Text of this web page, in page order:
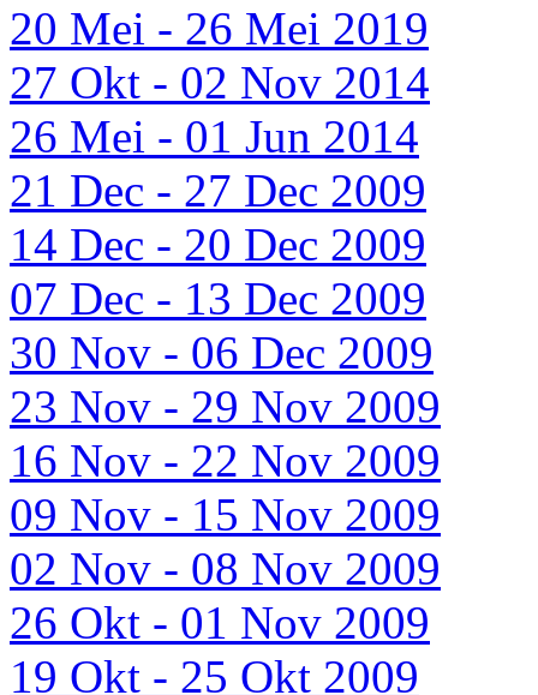
20 Mei - 26 Mei 2019
27 Okt - 02 Nov 2014
26 Mei - 01 Jun 2014
21 Dec - 27 Dec 2009
14 Dec - 20 Dec 2009
07 Dec - 13 Dec 2009
30 Nov - 06 Dec 2009
23 Nov - 29 Nov 2009
16 Nov - 22 Nov 2009
09 Nov - 15 Nov 2009
02 Nov - 08 Nov 2009
26 Okt - 01 Nov 2009
19 Okt - 25 Okt 2009